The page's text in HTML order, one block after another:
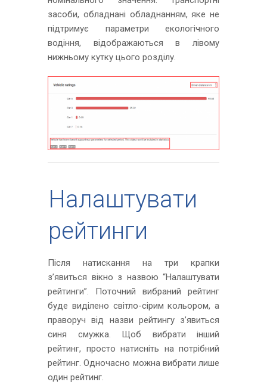
засоби, обладнані обладнанням, яке не
підтримує параметри екологічного
водіння, відображаються в лівому
нижньому кутку цього розділу.
Налаштувати
рейтинги
Після натискання на три крапки
з’явиться вікно з назвою “Налаштувати
рейтинги”. Поточний вибраний рейтинг
буде виділено світло-сірим кольором, а
праворуч від назви рейтингу з’явиться
синя смужка. Щоб вибрати інший
рейтинг, просто натисніть на потрібний
рейтинг. Одночасно можна вибрати лише
один рейтинг.